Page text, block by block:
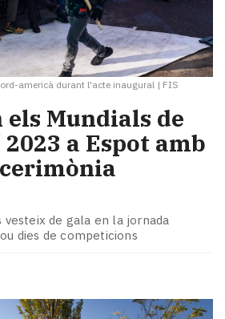
americà durant l'acte inaugural | FIS
Mundials de
a Espot amb
de gala en la jornada
dies de competicions